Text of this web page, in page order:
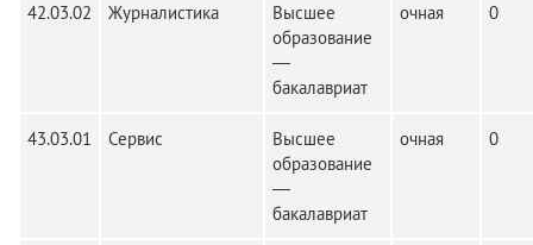
42.03.02 Журналистика
Высшее
образование
—
бакалавриат
очная 0
43.03.01 Сервис
Высшее
образование
—
бакалавриат
очная 0